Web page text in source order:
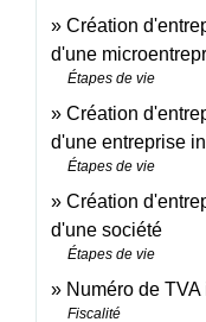
Création
d'une
Étapes de vie
Création
d'une entreprise
Étapes de vie
Création
d'une société
Étapes de vie
Numéro de
Fiscalité